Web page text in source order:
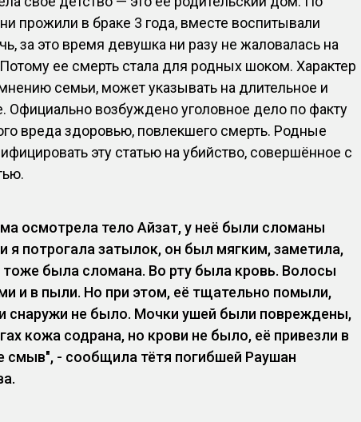
прожили в браке 3 года, вместе воспитывали
за это время девушка ни разу не жаловалась на
ее смерть стала для родных шоком. Характер
семьи, может указывать на длительное и
Официально возбуждено уголовное дело по факту
вреда здоровью, повлекшего смерть. Родные
эту статью на убийство, совершённое с
осмотрела тело Айзат, у неё были сломаны
я потрогала затылок, он был мягким, заметила,
была сломана. Во рту была кровь. Волосы
и в пыли. Но при этом, её тщательно помыли,
снаружи не было. Мочки ушей были повреждены,
кожа содрана, но крови не было, её привезли в
смыв", - сообщила тётя погибшей Раушан